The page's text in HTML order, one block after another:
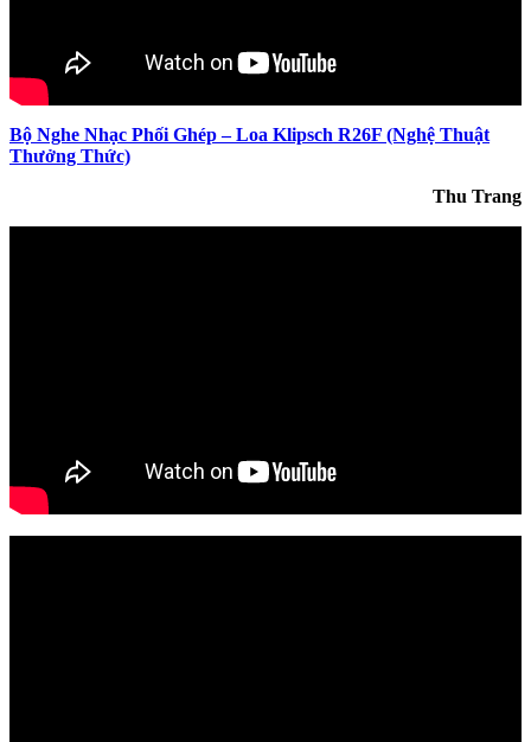
Bộ Nghe Nhạc Phối Ghép – Loa Klipsch R26F (Nghệ Thuật
Thưởng Thức)
Thu Trang